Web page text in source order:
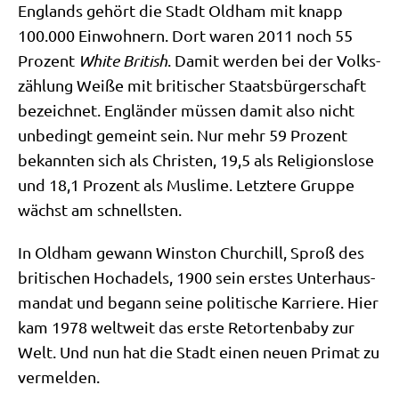
Eng­lands gehört die Stadt Old­ham mit knapp
100.000 Ein­woh­nern. Dort waren 2011 noch 55
Pro­zent White Bri­tish . Damit wer­den bei der Volks­
zäh­lung Wei­ße mit bri­ti­scher Staats­bür­ger­schaft
bezeich­net. Eng­län­der müs­sen damit also nicht
unbe­dingt gemeint sein. Nur mehr 59 Pro­zent
bekann­ten sich als Chri­sten, 19,5 als Reli­gi­ons­lo­se
und 18,1 Pro­zent als Mus­li­me. Letz­te­re Grup­pe
wächst am schnellsten.
In Old­ham gewann Win­s­ton Chur­chill, Sproß des
bri­ti­schen Hoch­adels, 1900 sein erstes Unter­haus­
man­dat und begann sei­ne poli­ti­sche Kar­rie­re. Hier
kam 1978 welt­weit das erste Retor­ten­ba­by zur
Welt. Und nun hat die Stadt einen neu­en Pri­mat zu
vermelden.